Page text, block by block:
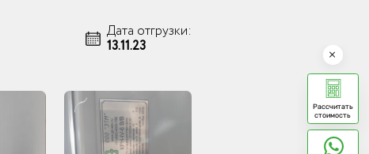
Дата отгрузки:
13.11.23
Рассчитать
стоимость